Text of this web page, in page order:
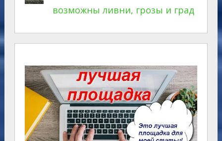
возможны ливни, грозы и град